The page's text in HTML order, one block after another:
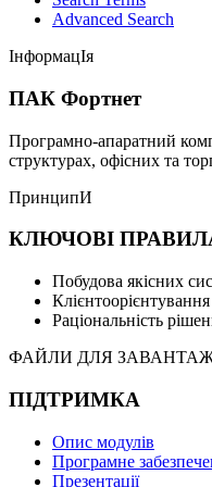
Advanced Search
ІнформацІя
ПАК Фортнет
Програмно-апаратний
структурах, офісних та
ПринципИ
КЛЮЧОВІ
Побудова якісних
Клієнтоорієнтування
Раціональність
ФАЙЛИ ДЛЯ
ПІДТРИМКА
Опис модулів
Програмне
Презентації